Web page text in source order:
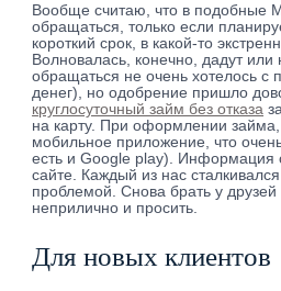
Вообще считаю, что в подобные
обращаться, только если
короткий срок, в какой-то
Волновалась, конечно, дадут или
обращаться не очень хотелось с
денег), но одобрение пришло
круглосуточный займ без отказа
на карту. При оформлении займа,
мобильное приложение, что
есть и Google play). Информация
сайте. Каждый из нас
проблемой. Снова брать у
неприлично и просить.
Для новых клиентов